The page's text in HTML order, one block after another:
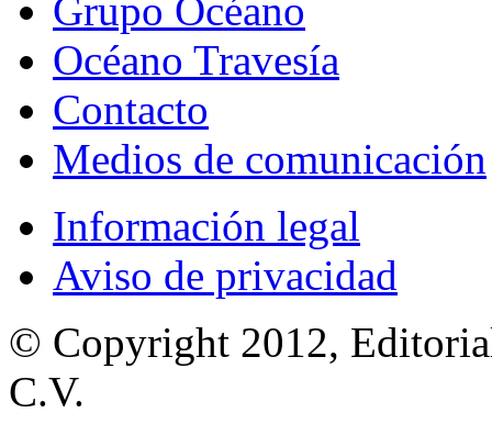
Grupo Océano
Océano Travesía
Contacto
Medios de comunicación
Información legal
Aviso de privacidad
© Copyright 2012,
C.V.